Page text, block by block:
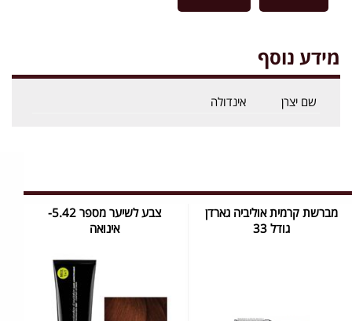
מידע נוסף
שם יצרן אינדולה
מברשת קרמית אוליביה גארדן
גודל 33
צבע לשיער מספר 5.42-
אינואה